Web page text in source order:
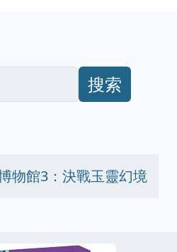
搜索
物館3：決戰玉靈幻境